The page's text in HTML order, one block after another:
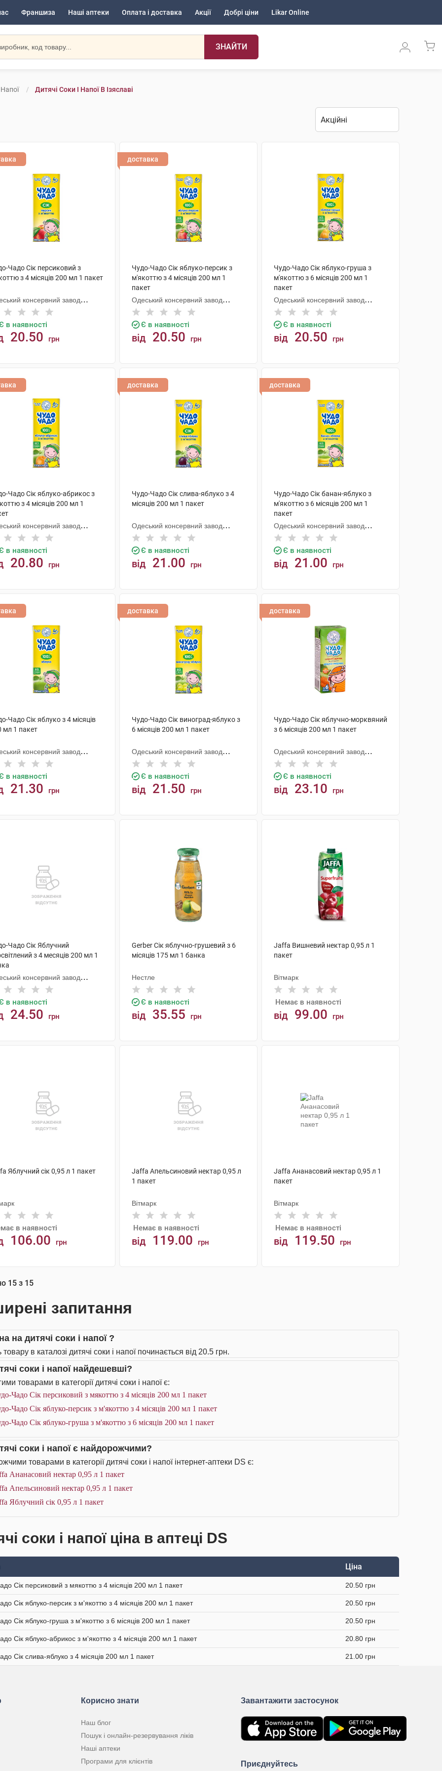
Франшиза Наші аптеки Оплата і доставка Акції Добрі ціни Likar Online
ЗНАЙТИ
Дитячі Соки І Напої В Ізяславі
Чадо Сік персиковий з
з 4 місяців 200 мл 1 пакет
консервний завод
харчування
в наявності
20.50 грн
доставка
Чудо-Чадо Сік яблуко-персик з
м'якоттю з 4 місяців 200 мл 1
пакет
Одеський консервний завод
дитячого харчування
Є в наявності
від 20.50 грн
Чудо-Чадо Сік яблуко-груша з
м'якоттю з 6 місяців 200 мл 1
пакет
Одеський консервний завод
дитячого харчування
Є в наявності
від 20.50 грн
Чадо Сік яблуко-абрикос з
з 4 місяців 200 мл 1
консервний завод
харчування
в наявності
20.80 грн
доставка
Чудо-Чадо Сік слива-яблуко з 4
місяців 200 мл 1 пакет
Одеський консервний завод
дитячого харчування
Є в наявності
від 21.00 грн
доставка
Чудо-Чадо Сік банан-яблуко з
м'якоттю з 6 місяців 200 мл 1
пакет
Одеський консервний завод
дитячого харчування
Є в наявності
від 21.00 грн
Чадо Сік яблуко з 4 місяців
мл 1 пакет
консервний завод
харчування
в наявності
21.30 грн
доставка
Чудо-Чадо Сік виноград-яблуко з
6 місяців 200 мл 1 пакет
Одеський консервний завод
дитячого харчування
Є в наявності
від 21.50 грн
доставка
Чудо-Чадо Сік яблучно-морквяний
з 6 місяців 200 мл 1 пакет
Одеський консервний завод
дитячого харчування
Є в наявності
від 23.10 грн
Чадо Сік Яблучний
з 4 месяців 200 мл 1
консервний завод
харчування
в наявності
24.50 грн
Gerber Сік яблучно-грушевий з 6
місяців 175 мл 1 банка
Нестле
Є в наявності
від 35.55 грн
Jaffa Вишневий нектар 0,95 л 1
пакет
Вітмарк
Немає в наявності
від 99.00 грн
Яблучний сік 0,95 л 1 пакет
в наявності
106.00 грн
АНАЛОГИ
Jaffa Апельсиновий нектар 0,95 л
1 пакет
Вітмарк
Немає в наявності
від 119.00 грн
Jaffa Ананасовий нектар 0,95 л 1
пакет
Вітмарк
Немає в наявності
від 119.50 грн
15 з 15
запитання
на дитячі соки і напої ?
товару в каталозі дитячі соки і напої починається від 20.5 грн.
соки і напої найдешевші?
товарами в категорії дитячі соки і напої є:
Чадо Сік персиковий з мякоттю з 4 місяців 200 мл 1 пакет
Чадо Сік яблуко-персик з м'якоттю з 4 місяців 200 мл 1 пакет
Чадо Сік яблуко-груша з м'якоттю з 6 місяців 200 мл 1 пакет
соки і напої є найдорожчими?
товарами в категорії дитячі соки і напої інтернет-аптеки DS є:
Ананасовий нектар 0,95 л 1 пакет
Апельсиновий нектар 0,95 л 1 пакет
Яблучний сік 0,95 л 1 пакет
соки і напої ціна в аптеці DS
Ціна
Сік персиковий з мякоттю з 4 місяців 200 мл 1 пакет 20.50 грн
Сік яблуко-персик з м'якоттю з 4 місяців 200 мл 1 пакет 20.50 грн
Сік яблуко-груша з м'якоттю з 6 місяців 200 мл 1 пакет 20.50 грн
Сік яблуко-абрикос з м'якоттю з 4 місяців 200 мл 1 пакет 20.80 грн
Сік слива-яблуко з 4 місяців 200 мл 1 пакет 21.00 грн
Корисно знати
Наш блог
Пошук і онлайн-резервування ліків
Наші аптеки
Програми для клієнтів
Завантажити застосунок
Приєднуйтесь